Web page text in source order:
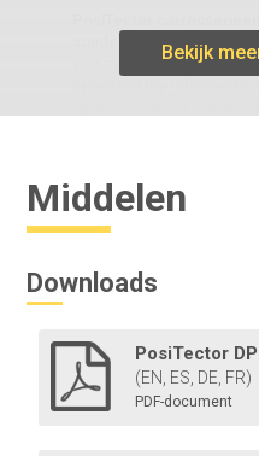
sondes en kunnen
een coatingdiktemeter
Bekijk
Middelen
Downloads
PosiTector
(EN, ES, DE, FR)
PDF-document